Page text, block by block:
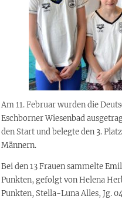
Am 11. Februar wurden die
Eschborner Wiesenbad
den Start und belegte den 3.
Männern.
Bei den 13 Frauen sammelte
Punkten, gefolgt von Helena
Punkten, Stella-Luna Alles, Jg.